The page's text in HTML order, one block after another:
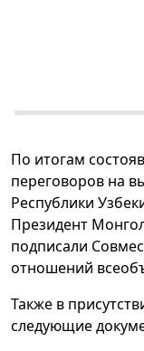
По итогам
переговоров на
Республики
Президент
подписали
отношений
Также в
следующие